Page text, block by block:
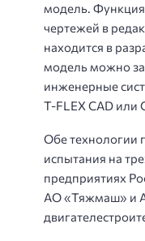
модель.
чертежей в
находится в
модель можно
инженерные
T-FLEX CAD или
Обе технологии
испытания на
предприятиях
АО «Тяжмаш» и